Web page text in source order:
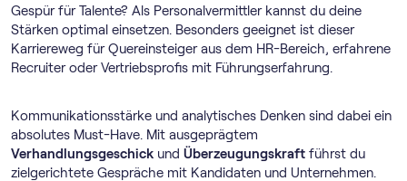
Gespür für Talente? Als Personalvermittler kannst du deine
Stärken optimal einsetzen. Besonders geeignet ist dieser
Karriereweg für Quereinsteiger aus dem HR-Bereich, erfahrene
Recruiter oder Vertriebsprofis mit Führungserfahrung.
Kommunikationsstärke und analytisches Denken sind dabei ein
absolutes Must-Have. Mit ausgeprägtem
Verhandlungsgeschick und Überzeugungskraft führst du
zielgerichtete Gespräche mit Kandidaten und Unternehmen.